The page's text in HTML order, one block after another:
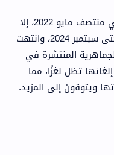
على الرغم من إلغاء السلسلة فجأة في منتصف مايو 2022، إلا
أن النسخة باللغة الإنجليزية استمرت حتى سبتمبر 2024، وانتهت
الجماهرية المنتشرة في
تظل لغزًا، مما
ويتوقون إلى المزيد.